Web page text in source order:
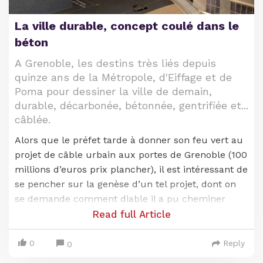
Mercosur ne date pas d’hier. Les négociations ont
commencé il y a vingt cinq ans et l’accord de
principe remonte à 2019. Rappelons les
soutien du traité de libre échange avant de faire,
en 2019, volte-face. Il est donc bien tard et vain
pour le chef de l’Etat d’en appeler à la mise en
place de “clauses miroirs” qui imposeraient une
réciprocité des normes de production. Il est tout
aussi tard et hypocrite pour la classe politique de
présenter une unanimité de façade, au nom de
“l’impact désastreux que cet accord aurait sur des
filières entières de l’agriculture et de l’élevage”, de
“la concurrence déloyale” d’un tel traité et d’un
accord “contraire à l’Accord de Paris sur le
climat”… Quand on a jeté l’anathème sur l’élevage
français pour ses émanations de méthane et donc
La ville durable, concept coulé dans le
béton
A Grenoble, les destins très liés depuis
quinze ans de la Métropole, d'Eiffage et de
Poma pour dessiner la ville de demain,
durable, décarbonée, bétonnée, gentrifiée et...
câblée.
Alors que le préfet tarde à donner son feu vert au
projet de câble urbain aux portes de Grenoble (100
millions d’euros prix plancher), il est intéressant de
se pencher sur la genèse d’un tel projet, dont on
se demande comment diable il a pu cheminer
jusqu’à ce stade de la procédure, à savoir
l’enquête publique.
Read full Article
0 0 Reply